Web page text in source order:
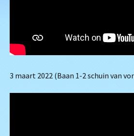
3 maart 2022 (Baan 1-2 schuin van